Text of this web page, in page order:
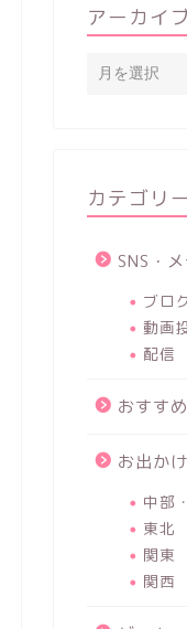
アーカイ
カテゴリー
SNS・
ブロ
動画
配信
おすす
お出か
中部
東北
関東
関西